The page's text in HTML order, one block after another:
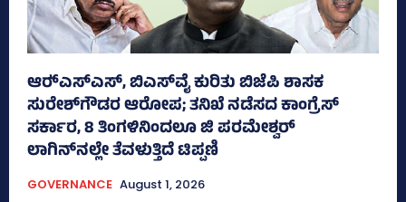
ಆರ್‍‌ಎಸ್‌ಎಸ್‌, ಬಿಎಸ್‌ವೈ ಕುರಿತು ಬಿಜೆಪಿ ಶಾಸಕ
ಸುರೇಶ್‌ಗೌಡರ ಆರೋಪ; ತನಿಖೆ ನಡೆಸದ ಕಾಂಗ್ರೆಸ್‌
ಸರ್ಕಾರ, 8 ತಿಂಗಳಿನಿಂದಲೂ ಜಿ ಪರಮೇಶ್ವರ್
ಲಾಗಿನ್‌ನಲ್ಲೇ ತೆವಳುತ್ತಿದೆ ಟಿಪ್ಪಣಿ
GOVERNANCE August 1, 2026